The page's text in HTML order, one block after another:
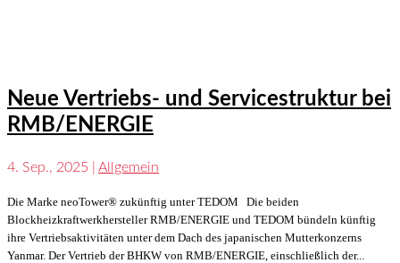
Neue Vertriebs- und Servicestruktur bei
RMB/ENERGIE
4. Sep., 2025 Allgemein
Die Marke neoTower® zukünftig unter TEDOM Die beiden
Blockheizkraftwerkhersteller RMB/ENERGIE und TEDOM bündeln künftig
ihre Vertriebsaktivitäten unter dem Dach des japanischen Mutterkonzerns
Yanmar. Der Vertrieb der BHKW von RMB/ENERGIE, einschließlich der...